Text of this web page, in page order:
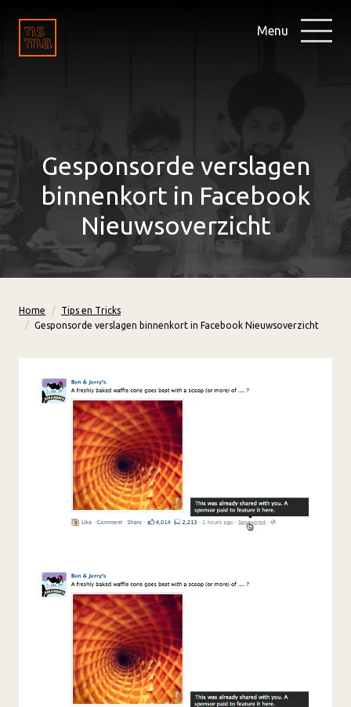
Menu
Gesponsorde verslagen
binnenkort in Facebook
Nieuwsoverzicht
Home
Tips en Tricks
Gesponsorde verslagen binnenkort in Facebook Nieuwsoverzicht